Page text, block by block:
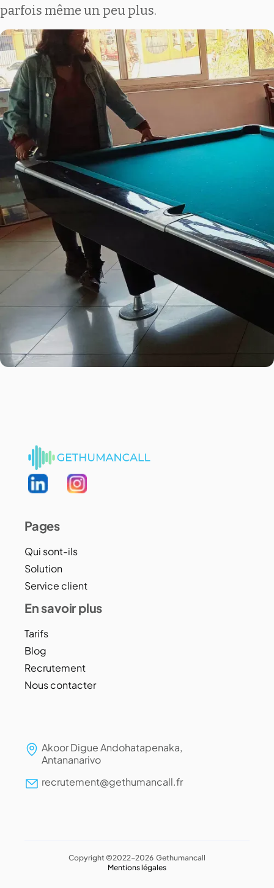
parfois même un peu plus.
Pages
Qui sont-ils
Solution
Service client
En savoir plus
Tarifs
Blog
Recrutement
Nous contacter
Akoor Digue Andohatapenaka,
Antananarivo
recrutement@gethumancall.fr
Copyright ©2022-2026 Gethumancall
Mentions légales